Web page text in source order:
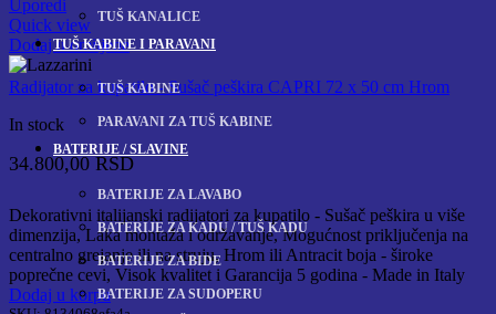
TUŠ KANALICE
TUŠ KABINE I PARAVANI
TUŠ KABINE
PARAVANI ZA TUŠ KABINE
BATERIJE / SLAVINE
BATERIJE ZA LAVABO
BATERIJE ZA KADU / TUŠ KADU
BATERIJE ZA BIDE
BATERIJE ZA SUDOPERU
Uporedi
Quick view
Dodaj u omiljene
Radijator za kupatilo - Sušač peškira CAPRI 72 x 50 cm Hrom
In stock
34.800,00 RSD
Dekorativni italijanski radijatori za kupatilo - Sušač peškira u više
dimenzija, Laka montaža i održavanje, Mogućnost priključenja na
centralno grejanje ili na struju, Hrom ili Antracit boja - široke
poprečne cevi, Visok kvalitet i Garancija 5 godina - Made in Italy
Dodaj u korpu